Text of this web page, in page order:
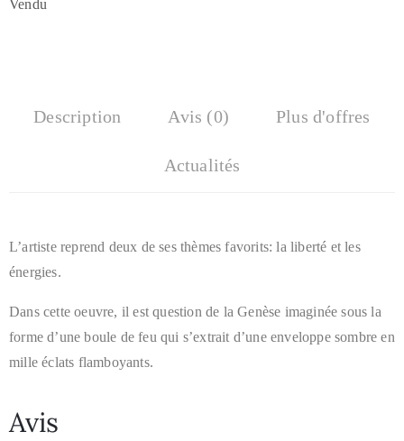
Vendu
Description Avis (0) Plus d'offres
Actualités
L’artiste reprend deux de ses thèmes favorits: la liberté et les
énergies.
Dans cette oeuvre, il est question de la Genèse imaginée sous la
forme d’une boule de feu qui s’extrait d’une enveloppe sombre en
mille éclats flamboyants.
Avis